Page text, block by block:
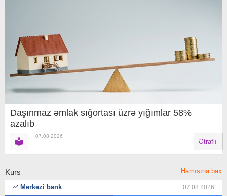
Daşınmaz əmlak sığortası üzrə yığımlar 58%
azalıb
07.08.2026
Ətraflı
Kurs Hamısına bax
Mərkəzi bank 07.08.2026